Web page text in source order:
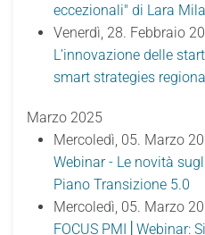
eccezionali" di Lara
Venerdì, 28. Febbraio
L’innovazione delle
smart strategies
Marzo 2025
Mercoledì, 05. Marzo
Webinar - Le novità
Piano Transizione 5.0
Mercoledì, 05. Marzo
FOCUS PMI│Webinar: